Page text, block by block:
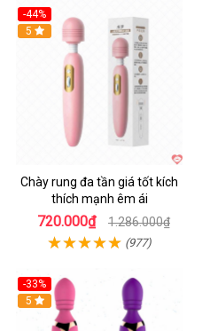
-44%
Hot
5
Chày rung đa tần giá tốt kích
thích mạnh êm ái
720.000₫ 1.286.000₫
(977)
-33%
Hot
5